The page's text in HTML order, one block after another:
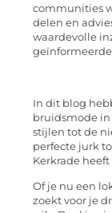
communities
delen en
waardevolle
In dit blog
bruidsmode in
stijlen tot de
perfecte jurk
Kerkrade
Of je nu een
zoekt voor je